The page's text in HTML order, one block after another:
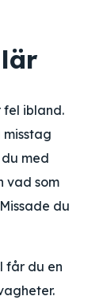
fel ibland.
med
vad som
du
får du en